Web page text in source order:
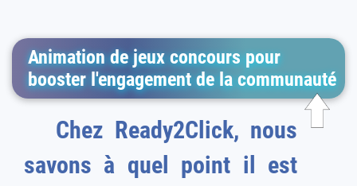
Animation de jeux concours pour
booster l'engagement de la communauté
Chez Ready2Click, nous
savons à quel point il est